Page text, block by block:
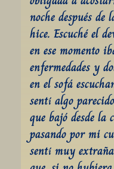
noche después
hice. Escuché el
en ese momento
enfermedades y
en el sofá
sentí algo
que bajó desde la
pasando por mi
sentí muy